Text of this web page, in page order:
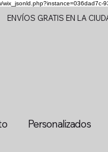
ENVÍOS GRATIS EN LA
Personalizados